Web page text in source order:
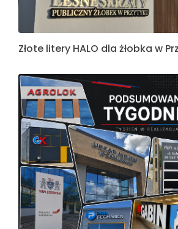
Złote litery HALO dla żłobka w